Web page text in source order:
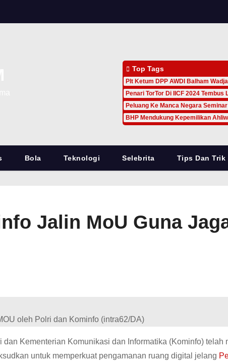
Top Tags
Plt Ketum DPP AWDI Balham
Penari TorTor Di IICF 2024 Tembus
Peluang Ke Manca Negara
BHP Mendukung Kepemilikan
Bola Teknologi Selebrita Tips Dan Trik
Jalin MoU Guna
dan Kementerian Komunikasi dan Informatika (Kominfo) telah
untuk memperkuat pengamanan ruang digital jelang